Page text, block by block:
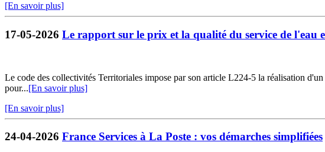
[En savoir plus]
17-05-2026 Le rapport sur le prix et la qualité du service de l'eau
Le code des collectivités Territoriales impose par son article L224-5 la réalisation
pour...[En savoir plus]
[En savoir plus]
24-04-2026 France Services à La Poste : vos démarches simplifiées